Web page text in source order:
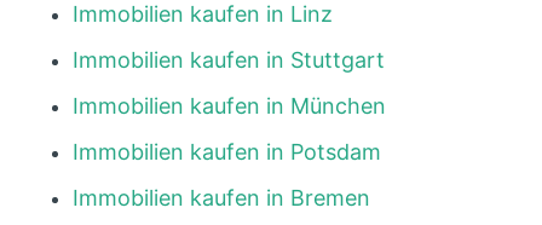
Immobilien kaufen in Linz
Immobilien kaufen in Stuttgart
Immobilien kaufen in München
Immobilien kaufen in Potsdam
Immobilien kaufen in Bremen